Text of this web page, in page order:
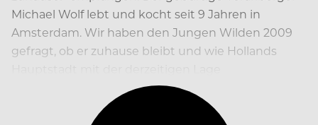
Michael Wolf lebt und kocht seit 9 Jahren in
Amsterdam. Wir haben den Jungen Wilden 2009
gefragt, ob er zuhause bleibt und wie Hollands